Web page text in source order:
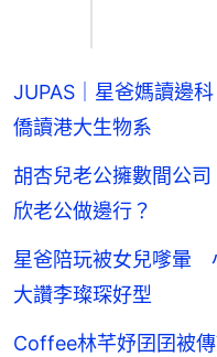
JUPAS｜星爸媽讀邊
僑讀港大生物系
胡杏兒老公擁數間公
欣老公做邊行？
星爸陪玩被女兒嗲暈
大讚李璨琛好型
Coffee林芊妤囝囝被